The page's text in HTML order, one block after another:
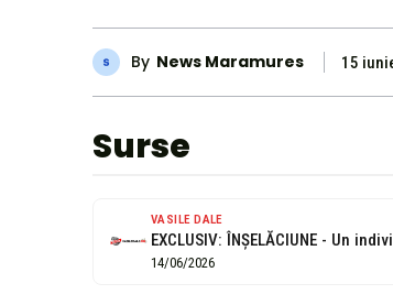
By News Maramures 15
Surse
VASILE DALE
14/06/2026